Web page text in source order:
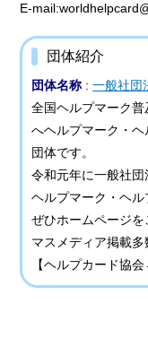
E-
団体紹介
団体名称 :一般社団
全国ヘルプマーク
へヘルプマーク・
団体です。
令和元年に一般社団
ヘルプマーク・ヘ
ぜひホームページを
マスメディア掲載多
【ヘルプカード協